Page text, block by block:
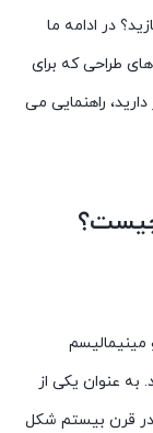
در ادامه ما
های طراحی که برای
راهنمایی می
چیست؟
مینیمالیسم
عنوان یکی از
در قرن بیستم شکل